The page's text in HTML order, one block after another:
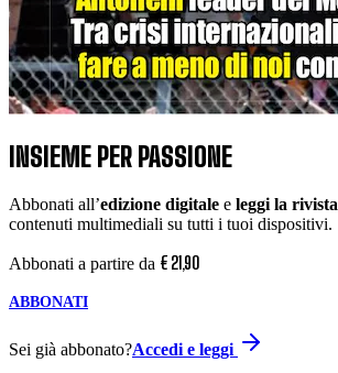
INSIEME PER PASSIONE
Abbonati all’edizione digitale e leggi la rivista
contenuti multimediali su tutti i tuoi dispositivi.
Abbonati a partire da € 21,90
ABBONATI
Sei già abbonato?Accedi e leggi